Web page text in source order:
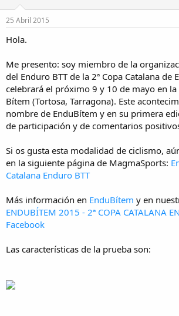
e
i
o
25 Abril 2015
Hola.
Me presento: soy miembro de la
del Enduro BTT de la 2ª Copa Catalana de
celebrará el próximo 9 y 10 de mayo en
Bítem (Tortosa, Tarragona). Este
nombre de EnduBítem y en su primera
de participación y de comentarios
Si os gusta esta modalidad de ciclismo,
en la siguiente página de MagmaSports:
Catalana Enduro BTT
Más información en EnduBítem y en
ENDUBÍTEM 2015 - 2ª COPA CATALANA
Facebook
Las características de la prueba son: